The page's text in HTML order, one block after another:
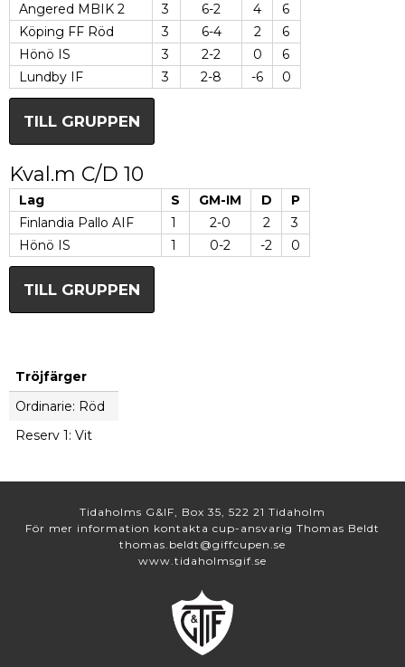
Angered MBIK 2
3 6-2 4
6
Köping FF Röd
3 6-4 2
6
Hönö IS
3 2-2 0
6
Lundby IF
3 2-8 -6 0
TILL GRUPPEN
Kval.m C/D 10
Lag S GM-IM D
P
Finlandia Pallo AIF
1 2-0 2
3
Hönö IS
1 0-2 -2 0
TILL GRUPPEN
Tröjfärger
Ordinarie: Röd
Reserv 1: Vit
Tidaholms G&IF, Box 35, 522 21 Tidaholm
För mer information kontakta cup-ansvarig Thomas Beldt
thomas.beldt@giffcupen.se
www.tidaholmsgif.se